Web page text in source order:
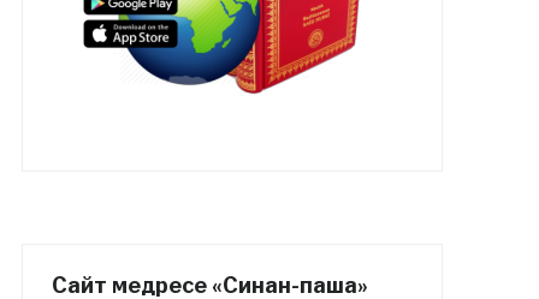
Сайт медресе «Синан-паша»